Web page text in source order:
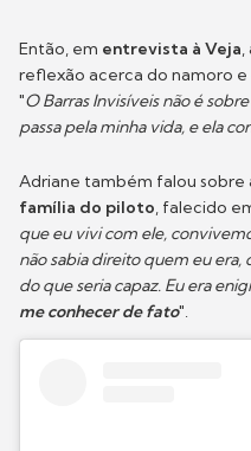
Então, em entrevista à Veja,
reflexão acerca do namoro
"O Barras Invisíveis não é
passa pela minha vida, e ela
Adriane também falou sobre
família do piloto, falecido
que eu vivi com ele,
não sabia direito quem eu era,
do que seria capaz. Eu era
me conhecer de fato".